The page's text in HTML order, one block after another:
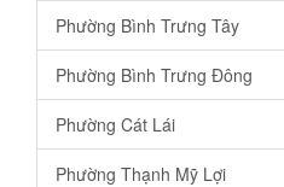
Phường Bình Trưng Tây
Phường Bình Trưng Đông
Phường Cát Lái
Phường Thạnh Mỹ Lợi